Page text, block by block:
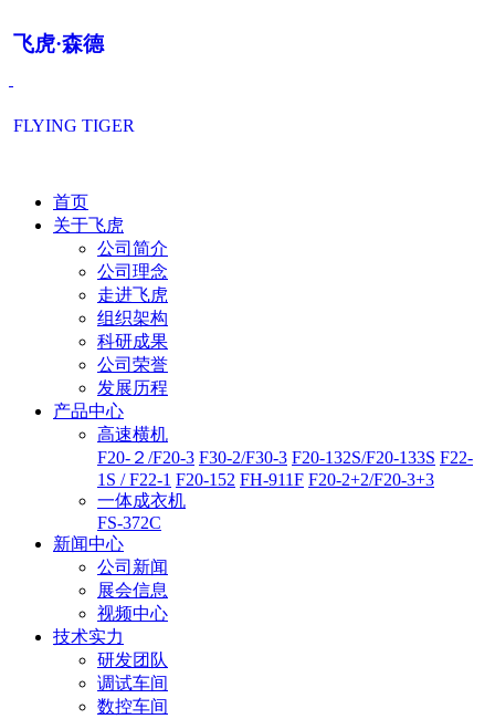
飞虎·森德
FLYING TIGER
首页
关于飞虎
公司简介
公司理念
走进飞虎
组织架构
科研成果
公司荣誉
发展历程
产品中心
高速横机
F20-２/F20-3 F30-2/F30-3 F20-132S/F20-133S F22-
1S / F22-1 F20-152 FH-911F F20-2+2/F20-3+3
一体成衣机
FS-372C
新闻中心
公司新闻
展会信息
视频中心
技术实力
研发团队
调试车间
数控车间